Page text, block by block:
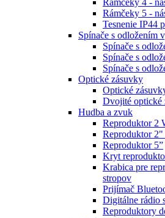
Rámčeky 4 -
Rámčeky 5 -
Tesnenie IP44
Spínače s odložením
Spínače s
Spínače s
Spínače s
Optické zásuvky
Optické
Dvojité optické
Hudba a zvuk
Reproduktor 2
Reproduktor 2"
Reproduktor 5”
Kryt
Krabica pre
stropov
Prijímač
Digitálne rádio
Reproduktory